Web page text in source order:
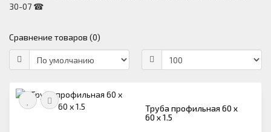
30-07 ☎
Сравнение товаров (0)
Труба профильная 60 х
60 х 1.5